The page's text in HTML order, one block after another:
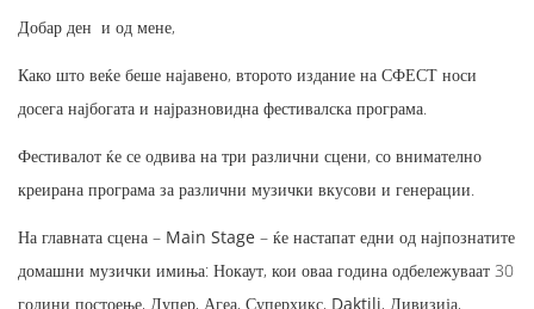
Добар ден и од мене,
Како што веќе беше најавено, второто издание на СФЕСТ носи
досега најбогата и најразновидна фестивалска програма.
Фестивалот ќе се одвива на три различни сцени, со внимателно
креирана програма за различни музички вкусови и генерации.
На главната сцена – Main Stage – ќе настапат едни од најпознатите
домашни музички имиња: Нокаут, кои оваа година одбележуваат 30
години постоење, Дупер, Агеа, Суперхикс, Daktili, Дивизија,